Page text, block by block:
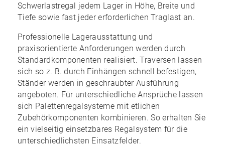
Schwerlastregal jedem Lager in Höhe, Breite und
Tiefe sowie fast jeder erforderlichen Traglast an.
Professionelle Lagerausstattung und
praxisorientierte Anforderungen werden durch
Standardkomponenten realisiert. Traversen lassen
sich so z. B. durch Einhängen schnell befestigen,
Ständer werden in geschraubter Ausführung
angeboten. Für unterschiedliche Ansprüche lassen
sich Palettenregalsysteme mit etlichen
Zubehörkomponenten kombinieren. So erhalten Sie
einvielseitig einsetzbares Regalsystem für die
unterschiedlichsten Einsatzfelder.